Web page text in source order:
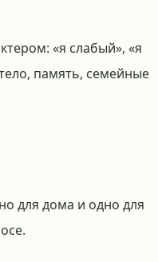
«я слабый», «я
память, семейные
для дома и одно для